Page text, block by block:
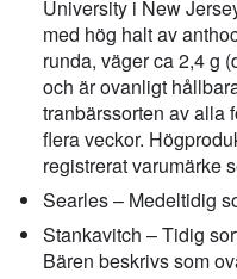
University i New
med hög halt av
runda, väger ca 2,4 g
och är ovanligt
tranbärssorten av alla
flera veckor.
registrerat varumärke
Searles – Medeltidig
Stankavitch – Tidig
Bären beskrivs som